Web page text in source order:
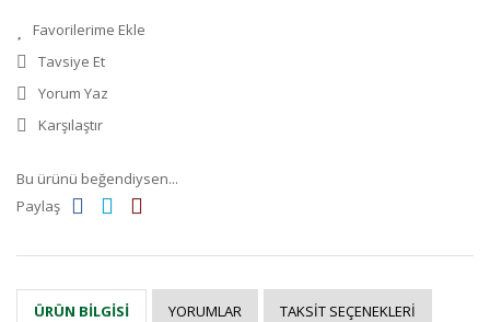
Tavsiye Et
Yorum Yaz
Karşılaştır
Bu ürünü beğendiysen...
Paylaş
ÜRÜN BILGISI YORUMLAR TAKSIT SEÇENEKLERI